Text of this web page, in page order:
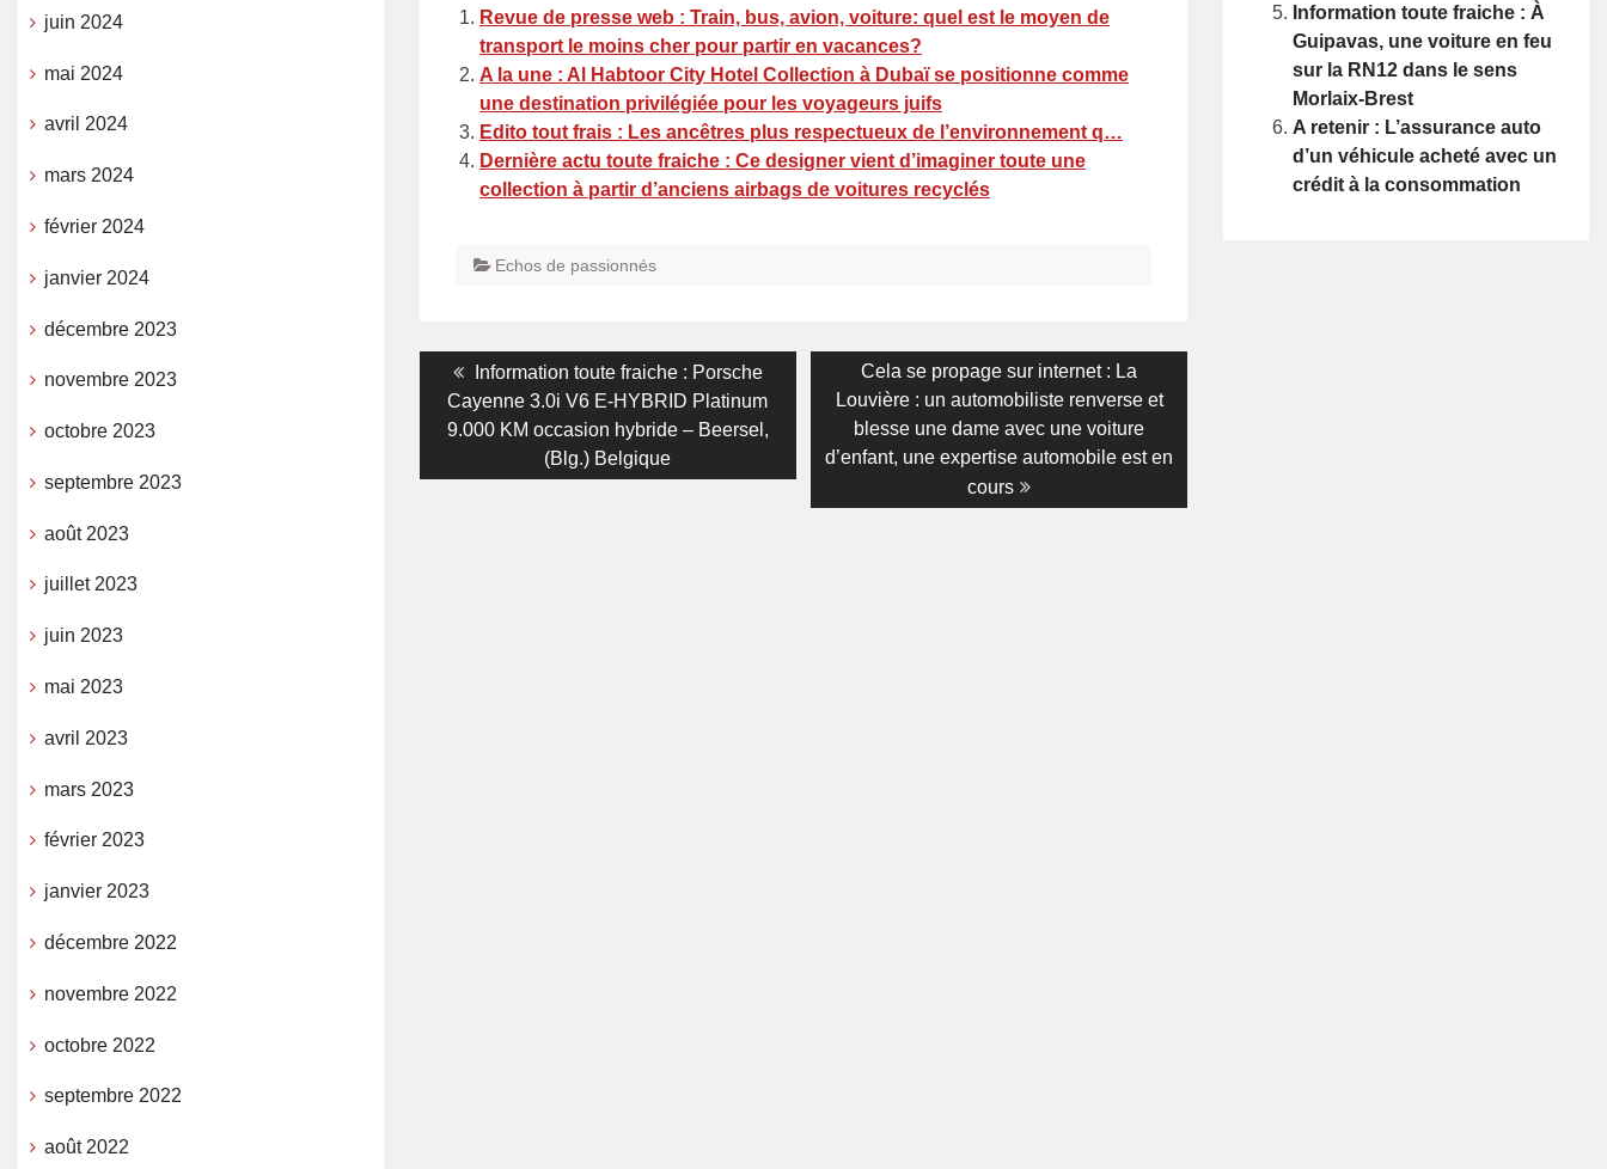
Revue de presse web : Train, bus, avion, voiture: quel est le moyen de
transport le moins cher pour partir en vacances?
A la une : Al Habtoor City Hotel Collection à Dubaï se positionne comme
une destination privilégiée pour les voyageurs juifs
Edito tout frais : Les ancêtres plus respectueux de l’environnement q…
Dernière actu toute fraiche : Ce designer vient d’imaginer toute une
collection à partir d’anciens airbags de voitures recyclés
Echos de passionnés
Navigation
de
Previous
post:
Information toute fraiche : Porsche
Cayenne 3.0i V6 E-HYBRID Platinum
9.000 KM occasion hybride – Beersel,
(Blg.) Belgique
Next
post:
Cela se propage sur internet : La
Louvière : un automobiliste renverse et
blesse une dame avec une voiture
d’enfant, une expertise automobile est en
cours
Information toute fraiche : À
Guipavas, une voiture en feu
sur la RN12 dans le sens
Morlaix-Brest
A retenir : L’assurance auto
d’un véhicule acheté avec un
crédit à la consommation
juin 2024
mai 2024
avril 2024
mars 2024
février 2024
janvier 2024
décembre 2023
novembre 2023
octobre 2023
septembre 2023
août 2023
juillet 2023
juin 2023
mai 2023
avril 2023
mars 2023
février 2023
janvier 2023
décembre 2022
novembre 2022
octobre 2022
septembre 2022
août 2022